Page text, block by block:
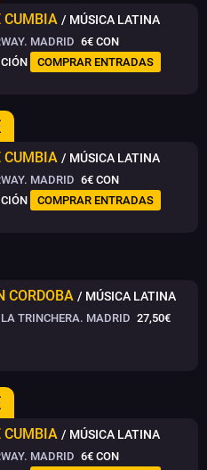
CUMBIA / MÚSICA LATINA
MADRID 6€ CON
COMPRAR ENTRADAS
CUMBIA / MÚSICA LATINA
MADRID 6€ CON
COMPRAR ENTRADAS
CORDOBA / MÚSICA LATINA
TRINCHERA. MADRID 27,50€
CUMBIA / MÚSICA LATINA
MADRID 6€ CON